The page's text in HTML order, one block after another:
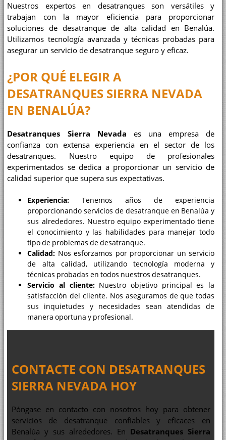
Nuestros expertos en desatranques son versátiles y
trabajan con la mayor eficiencia para proporcionar
soluciones de desatranque de alta calidad en Benalúa.
Utilizamos tecnología avanzada y técnicas probadas para
asegurar un servicio de desatranque seguro y eficaz.
¿POR QUÉ ELEGIR A
DESATRANQUES SIERRA NEVADA
EN BENALÚA?
Desatranques Sierra Nevada es una empresa de
confianza con extensa experiencia en el sector de los
desatranques. Nuestro equipo de profesionales
experimentados se dedica a proporcionar un servicio de
calidad superior que supera sus expectativas.
Experiencia: Tenemos años de experiencia
proporcionando servicios de desatranque en Benalúa y
sus alrededores. Nuestro equipo experimentado tiene
el conocimiento y las habilidades para manejar todo
tipo de problemas de desatranque.
Calidad: Nos esforzamos por proporcionar un servicio
de alta calidad, utilizando tecnología moderna y
técnicas probadas en todos nuestros desatranques.
Servicio al cliente:Nuestro objetivo principal es la
satisfacción del cliente. Nos aseguramos de que todas
sus inquietudes y necesidades sean atendidas de
manera oportuna y profesional.
CONTACTE CON DESATRANQUES
SIERRA NEVADAHOY
Póngase en contacto con nosotros hoy para obtener
servicios de desatranque confiables y eficaces en
Benalúa y sus alrededores. En Desatranques Sierra